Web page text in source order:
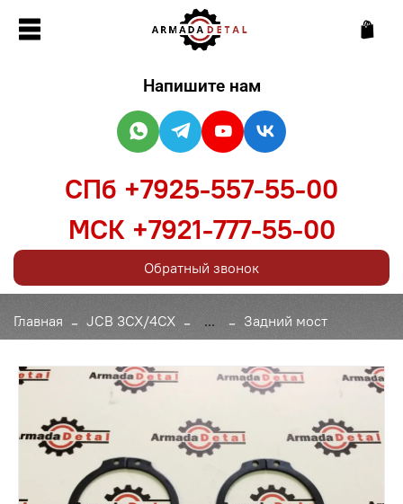
Главная JCB 3CX/4CX ... Задний мост
Напишите нам
СПб +7925-557-55-00
МСК +7921-777-55-00
Обратный звонок